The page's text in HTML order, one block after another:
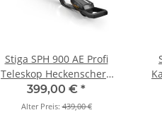
Stiga SPH 900 AE Profi
Teleskop Heckenschere
(Grundgerät)
399,00 € *
Alter Preis:439,00 €